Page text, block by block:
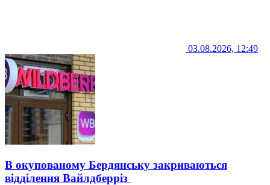
03.08.2026, 12:49
В окупованому Бердянську закриваються
відділення Вайлдберріз